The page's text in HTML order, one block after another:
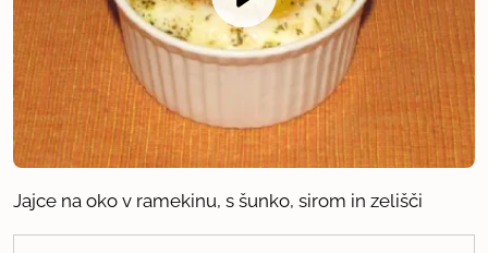
Jajce na oko v ramekinu, s šunko, sirom in zelišči